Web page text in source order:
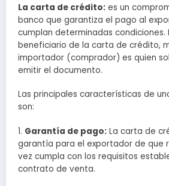
La carta de crédito: es un
banco que garantiza el pago al
cumplan determinadas condiciones.
beneficiario de la carta de crédito,
importador (comprador) es quien
emitir el documento.
Las principales características de
son:
1. Garantía de pago: La carta de
garantía para el exportador de que
vez cumpla con los requisitos
contrato de venta.